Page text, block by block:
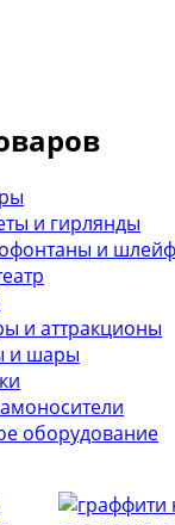
и гирлянды
и
и аттракционы
и шары
оборудование